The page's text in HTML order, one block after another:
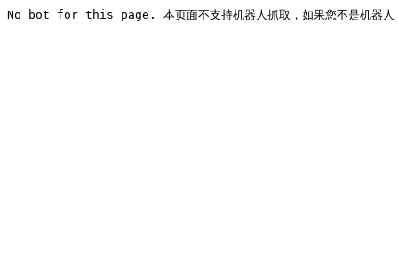
No bot for this page. 本页面不支持机器人抓取，如果您不是机器人，